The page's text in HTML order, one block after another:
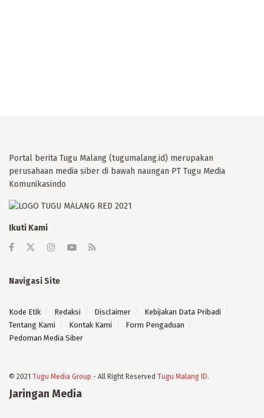
Portal berita Tugu Malang (tugumalang.id) merupakan
perusahaan media siber di bawah naungan PT Tugu Media
Komunikasindo
Ikuti Kami
Navigasi Site
Kode Etik Redaksi Disclaimer
Kebijakan Data Pribadi
Tentang Kami
Kontak Kami
Form Pengaduan
Pedoman Media Siber
© 2021 Tugu Media Group - All Right Reserved Tugu Malang ID.
Jaringan Media